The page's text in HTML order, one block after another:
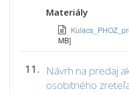
Materiály
MB]
11.
Návrh na predaj
osobitného